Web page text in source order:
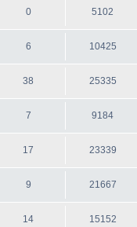
0 5102
6 10425
38 25335
7 9184
17 23339
9 21667
14 15152